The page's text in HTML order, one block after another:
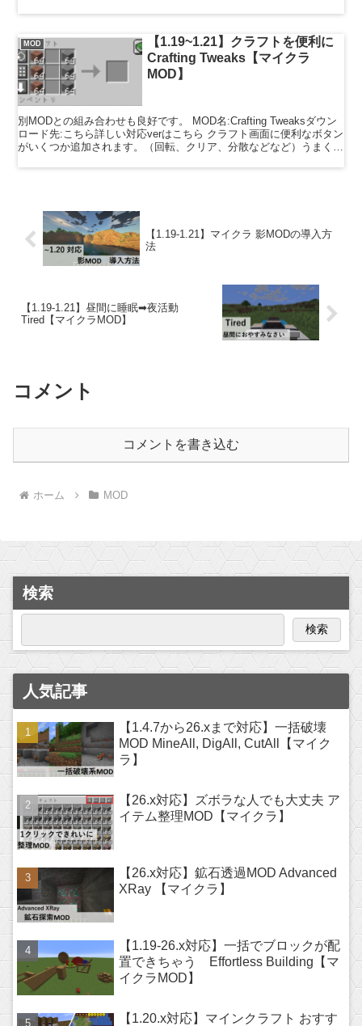
MOD
【1.19~1.21】クラフトを便利に
Crafting Tweaks【マイクラ
MOD】
別MODとの組み合わせも良好です。 MOD名:Crafting Tweaksダウン
ロード先:こちら詳しい対応verはこちら クラフト画面に便利なボタン
がいくつか追加されます。（回転、クリア、分散などなど）うまく使
【1.19-1.21】マイクラ 影MODの導入方
法
【1.19-1.21】昼間に睡眠➡夜活動
Tired【マイクラMOD】
コメント
コメントを書き込む
ホーム MOD
検索
検索
人気記事
【1.4.7から26.xまで対応】一括破壊
MOD MineAll, DigAll, CutAll【マイク
ラ】
【26.x対応】ズボラな人でも大丈夫 ア
イテム整理MOD【マイクラ】
【26.x対応】鉱石透過MOD Advanced
XRay 【マイクラ】
【1.19-26.x対応】一括でブロックが配
置できちゃう Effortless Building【マ
イクラMOD】
【1.20.x対応】マインクラフト おすす